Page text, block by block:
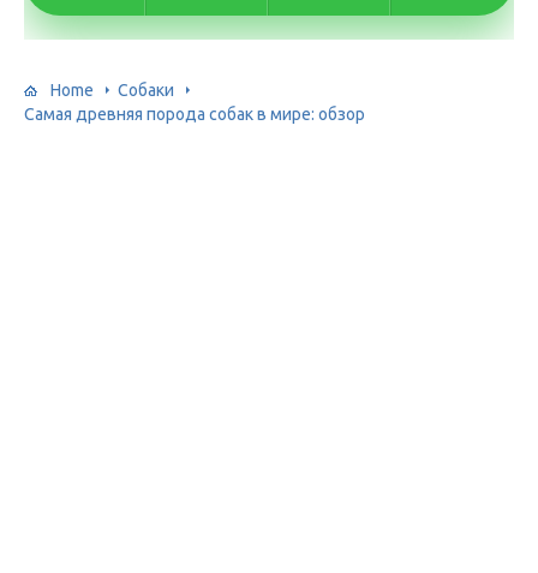
Home
Собаки
Самая древняя порода собак в мире: обзор